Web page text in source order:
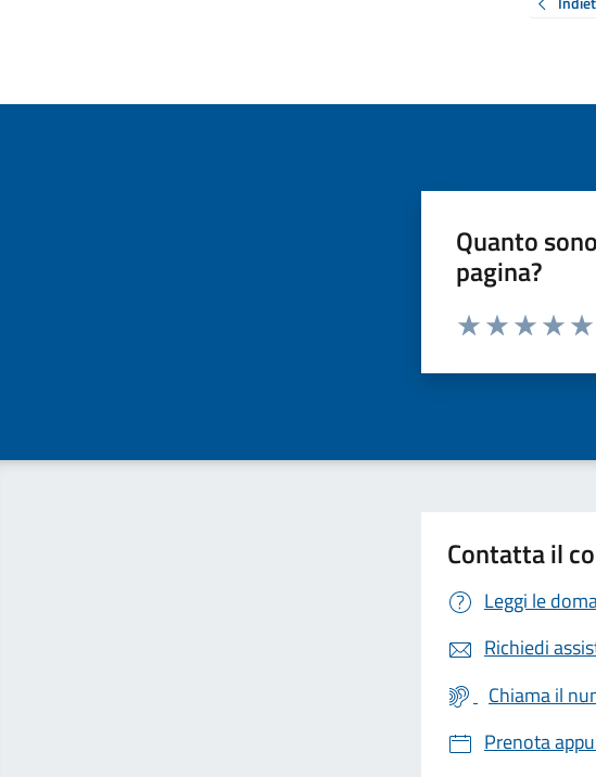
Quanto
pagina?
Valuta da 1 a 5 stelle
Contatta il
Leggi le
Richiedi
Chiama il
Prenota